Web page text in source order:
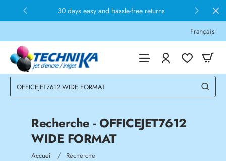
30 days easy and hassle-free returns
Français
Recherche - OFFICEJET7612
WIDE FORMAT
Accueil homeRecherche